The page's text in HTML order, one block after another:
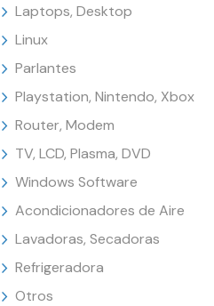
Laptops, Desktop
Linux
Parlantes
Playstation, Nintendo, Xbox
Router, Modem
TV, LCD, Plasma, DVD
Windows Software
Acondicionadores de Aire
Lavadoras, Secadoras
Refrigeradora
Otros